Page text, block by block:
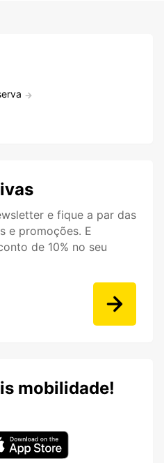
e fique a par das
e promoções. E
de 10% no seu
mobilidade!